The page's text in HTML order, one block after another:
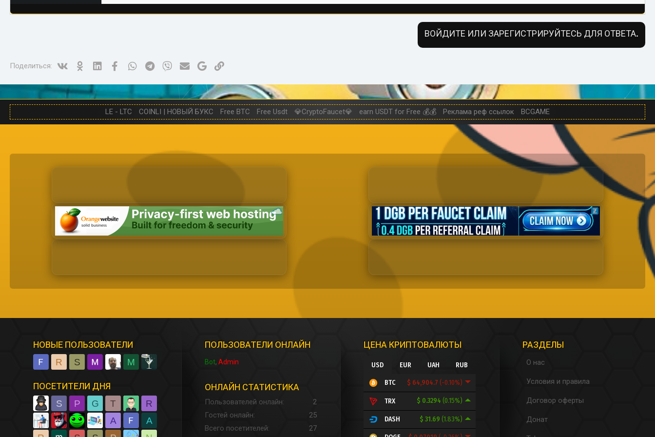
ВОЙДИТЕ ИЛИ ЗАРЕГИСТРИРУЙТЕСЬ ДЛЯ ОТВЕТА.
Поделиться: Ok Linked InFacebookWhatsAppTelegram
Viber Электронная почта
Google
LE - LTC COINLI | НОВЫЙ БУКС Free BTC Free Usdt 💎CryptoFaucet💎 earn USDT for Free 💰💰 Реклама реф ссылок BCGAME
НОВЫЕ ПОЛЬЗОВАТЕЛИ
R S M
ПОСЕТИТЕЛИ ДНЯ
S P G T
R
A
A
ПОЛЬЗОВАТЕЛИ ОНЛАЙН
Bot Admin
ОНЛАЙН СТАТИСТИКА
Пользователей онлайн
2
Гостей онлайн
25
Всего посетителей
27
ЦЕНА КРИПТОВАЛЮТЫ
USD EUR UAH RUB
$ 64,904.7(-0.10%)
BTC
$ 0.3294(0.15%)
TRX
$ 31.69(1.83%)
DASH
РАЗДЕЛЫ
О нас
Условия и правила
Договор оферты
Донат